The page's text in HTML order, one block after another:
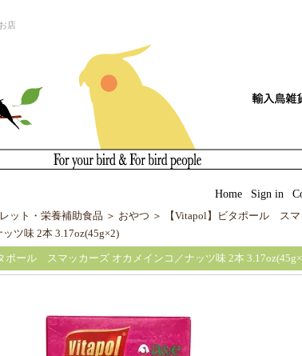
店
Home Sign in
ット・栄養補助食品 ＞ おやつ ＞
【Vitapol】ビタポール ス
ツ味 2本 3.17oz(45g×2)
ポール スマッカーズ オカメインコ／ナッツ味 2本